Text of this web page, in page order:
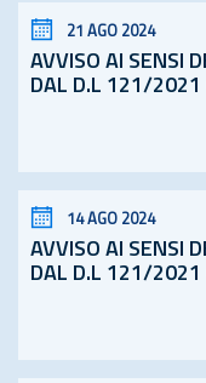
21 AGO 2024
AVVISO AI SENSI
DAL D.L 121/2021
14 AGO 2024
AVVISO AI SENSI
DAL D.L 121/2021